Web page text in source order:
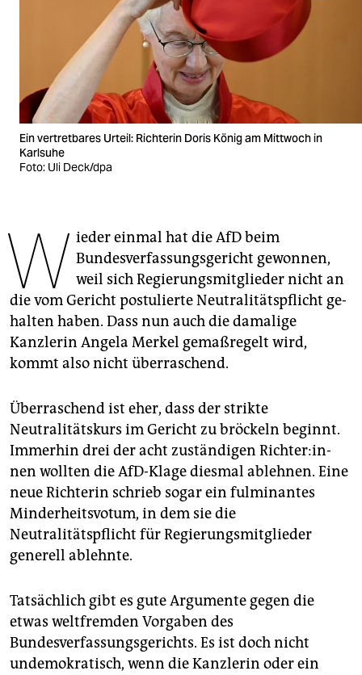
veranstaltungen
shop
fragen & hilfe
genossenschaft
epaper login
Ein vertretbares Urteil: Richterin Doris König am Mittwoch in
Karlsuhe
Foto: Uli Deck/dpa
W ieder einmal hat die AfD beim
Bundesverfassungsgericht gewonnen,
weil sich Regierungsmitglieder nicht an
die vom Gericht postulierte Neutralitätspflicht ge­
halten haben. Dass nun auch die damalige
Kanzlerin Angela Merkel gemaßregelt wird,
kommt also nicht überraschend.
Überraschend ist eher, dass der strikte
Neutralitätskurs im Gericht zu bröckeln beginnt.
Immerhin drei der acht zuständigen Rich­te­r:in­
nen wollten die AfD-Klage diesmal ablehnen. Eine
neue Richterin schrieb sogar ein fulminantes
Minderheitsvotum, in dem sie die
Neutralitätspflicht für Regierungsmitglieder
generell ablehnte.
Tatsächlich gibt es gute Argumente gegen die
etwas weltfremden Vorgaben des
Bundesverfassungsgerichts. Es ist doch nicht
undemokratisch, wenn die Kanzlerin oder ein